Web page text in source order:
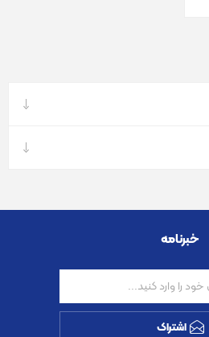
خبرنامه
اشتراک